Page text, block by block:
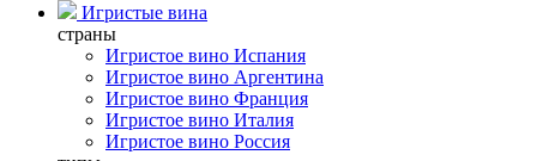
Игристые вина
страны
Игристое вино Испания
Игристое вино Аргентина
Игристое вино Франция
Игристое вино Италия
Игристое вино Россия